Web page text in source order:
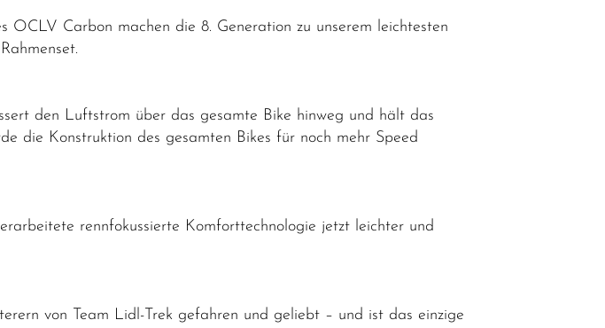
OCLV Carbon machen die 8. Generation zu unserem leichtesten
den Luftstrom über das gesamte Bike hinweg und hält das
die Konstruktion des gesamten Bikes für noch mehr Speed
rennfokussierte Komforttechnologie jetzt leichter und
von Team Lidl-Trek gefahren und geliebt – und ist das einzige